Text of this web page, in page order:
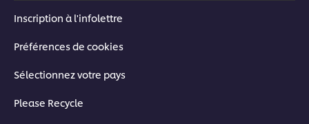
Inscription à l'infolettre
Préférences de cookies
Sélectionnez votre pays
Please Recycle